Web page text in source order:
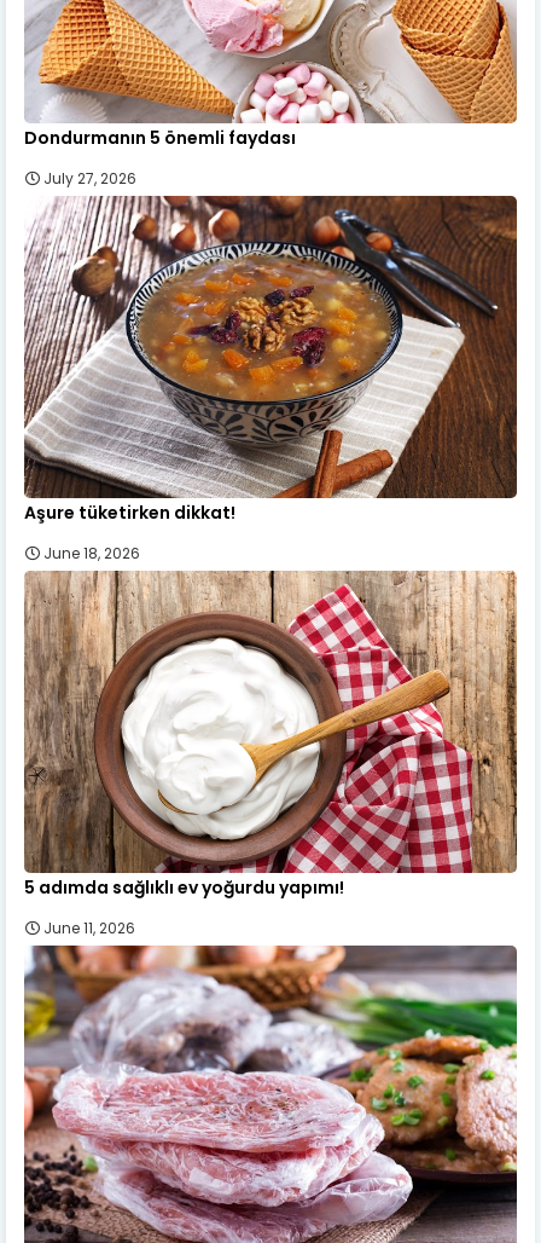
Dondurmanın 5 önemli faydası
July 27, 2026
Aşure tüketirken dikkat!
June 18, 2026
5 adımda sağlıklı ev yoğurdu yapımı!
June 11, 2026